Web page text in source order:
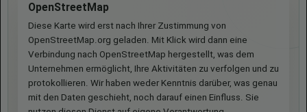
OpenStreetMap
Diese Karte wird erst nach Ihrer Zustimmung von
OpenStreetMap.org geladen. Mit Klick wird dann eine
Verbindung nach OpenStreetMap hergestellt, was dem
Unternehmen ermöglicht, Ihre Aktivitäten zu verfolgen und zu
protokollieren. Wir haben weder Kenntnis darüber, was genau
mit den Daten geschieht, noch darauf einen Einfluss. Sie